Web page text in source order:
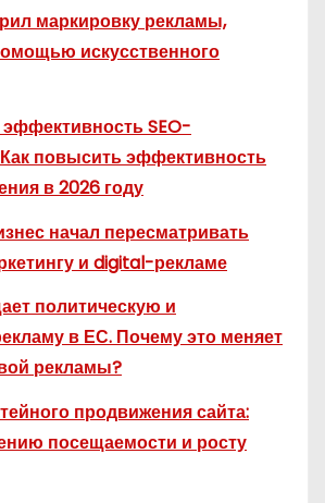
маркировку рекламы,
искусственного
SEO-
повысить эффективность
в 2026 году
начал пересматривать
и digital-рекламе
политическую и
в ЕС. Почему это меняет
рекламы?
продвижения сайта:
посещаемости и росту